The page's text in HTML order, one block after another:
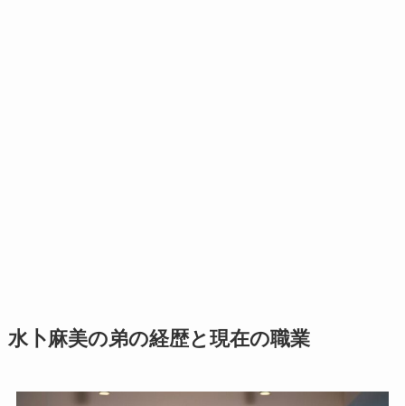
水卜麻美の弟の経歴と現在の職業